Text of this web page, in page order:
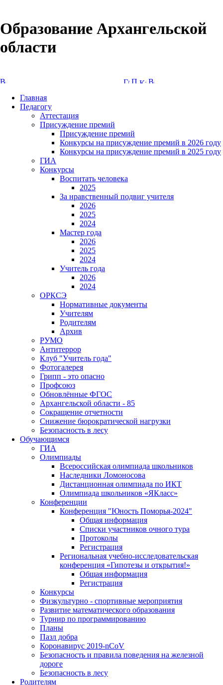
Образование Архангельской
области
Главная
Педагогу
Аттестация
Присуждение премий
Присуждение премий
Конкурсы на присуждение премий в 2026 году
Конкурсы на присуждение премий в 2025 году
ГИА
Конкурсы
Воспитать человека
2025
За нравственный подвиг учителя
2026
2025
2024
Мастер года
2026
2025
2024
Учитель года
2026
2024
ОРКСЭ
Нормативные документы
Учителям
Родителям
Архив
РУМО
Антитеррор
Клуб "Учитель года"
Фотогалерея
Грипп - это опасно
Профсоюз
Обновлённые ФГОС
Архангельской области - 85
Сокращение отчетности
Снижение бюрократической нагрузки
Безопасность в лесу
Обучающимся
ГИА
Олимпиады
Всероссийская олимпиада школьников
Наследники Ломоносова
Дистанционная олимпиада по ИКТ
Олимпиада школьников «ЯКласс»
Конференции
Конференция "Юность Поморья-2024"
Общая информация
Списки участников очного тура
Протоколы
Регистрация
Региональная учебно-исследовательская
конференция «Гипотезы и открытия!»
Общая информация
Регистрация
Конкурсы
Физкультурно - спортивные мероприятия
Развитие математического образования
Турнир по программированию
Планы
Пазл добра
Коронавирус 2019-nCoV
Безопасность и правила поведения на железной
дороге
Безопасность в лесу
Родителям